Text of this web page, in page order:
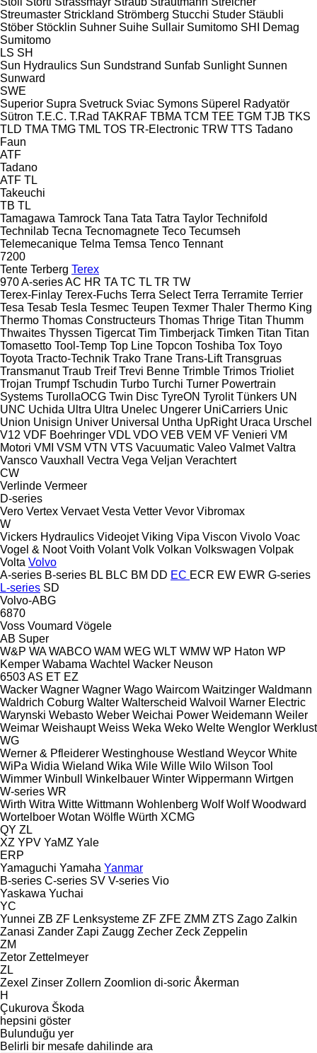
Streumaster Strickland Strömberg Stucchi Studer Stäubli
Stöber Stöcklin Suhner Suihe Sullair Sumitomo SHI Demag
Sumitomo
LS SH
Sun Hydraulics Sun Sundstrand Sunfab Sunlight Sunnen
Sunward
SWE
Superior Supra Svetruck Sviac Symons Süperel Radyatör
Sütron T.E.C. T.Rad TAKRAF TBMA TCM TEE TGM TJB TKS
TLD TMA TMG TML TOS TR-Electronic TRW TTS Tadano
Faun
ATF
Tadano
ATF TL
Takeuchi
TB TL
Tamagawa Tamrock Tana Tata Tatra Taylor Technifold
Technilab Tecna Tecnomagnete Teco Tecumseh
Telemecanique Telma Temsa Tenco Tennant
7200
Tente Terberg Terex
970A-seriesAC HR TA TC TL TR TW
Terex-Finlay Terex-Fuchs Terra Select Terra Terramite Terrier
Tesa Tesab Tesla Tesmec Teupen Texmer Thaler Thermo King
Thermo Thomas Constructeurs Thomas Thrige Titan Thumm
Thwaites Thyssen Tigercat Tim Timberjack Timken Titan Titan
Tomasetto Tool-Temp Top Line Topcon Toshiba Tox Toyo
Toyota Tracto-Technik Trako Trane Trans-Lift Transgruas
Transmanut Traub Treif Trevi Benne Trimble Trimos Trioliet
Trojan Trumpf Tschudin Turbo Turchi Turner Powertrain
Systems TurollaOCG Twin Disc TyreON Tyrolit Tünkers UN
UNC Uchida Ultra Ultra Unelec Ungerer UniCarriers Unic
Union Unisign Univer Universal Untha UpRight Uraca Urschel
V12 VDF Boehringer VDL VDO VEB VEM VF Venieri VM
Motori VMI VSM VTN VTS Vacuumatic Valeo Valmet Valtra
Vansco Vauxhall Vectra Vega Veljan Verachtert
CW
Verlinde Vermeer
D-series
Vero Vertex Vervaet Vesta Vetter Vevor Vibromax
W
Vickers Hydraulics Videojet Viking Vipa Viscon Vivolo Voac
Vogel & Noot Voith Volant Volk Volkan Volkswagen Volpak
Volta Volvo
A-series B-series BL BLC BM DD EC ECR EW EWR G-series
L-series SD
Volvo-ABG
6870
Voss Voumard Vögele
AB Super
W&P WA WABCO WAM WEG WLT WMW WP Haton WP
Kemper Wabama Wachtel Wacker Neuson
6503AS ET EZ
Wacker Wagner Wagner Wago Waircom Waitzinger Waldmann
Waldrich Coburg Walter Walterscheid Walvoil Warner Electric
Warynski Webasto Weber Weichai Power Weidemann Weiler
Weimar Weishaupt Weiss Weka Weko Welte Wenglor Werklust
WG
Werner & Pfleiderer Westinghouse Westland Weycor White
WiPa Widia Wieland Wika Wile Wille Wilo Wilson Tool
Wimmer Winbull Winkelbauer Winter Wippermann Wirtgen
W-series WR
Wirth Witra Witte Wittmann Wohlenberg Wolf Wolf Woodward
Wortelboer Wotan Wölfle Würth XCMG
QY ZL
XZ YPV YaMZ Yale
ERP
Yamaguchi Yamaha Yanmar
B-series C-series SV V-series Vio
Yaskawa Yuchai
YC
Yunnei ZB ZF Lenksysteme ZF ZFE ZMM ZTS Zago Zalkin
Zanasi Zander Zapi Zaugg Zecher Zeck Zeppelin
ZM
Zetor Zettelmeyer
ZL
Zexel Zinser Zollern Zoomlion di-soric Åkerman
H
Çukurova Škoda
hepsini göster
Bulunduğu yer
Belirli bir mesafe dahilinde ara